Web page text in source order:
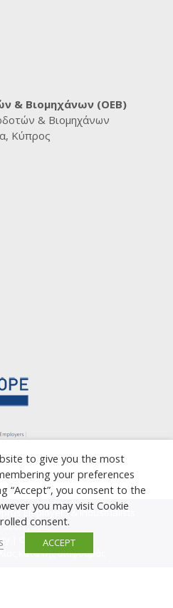
& Βιομηχάνων (ΟΕΒ)
& Βιομηχάνων
Κύπρος
Employers & Industrialists
(OEB)
Cookie Policy
κατά της διαφθοράς
to give you the most
your preferences
“Accept”, you consent to the
you may visit Cookie
consent.
ACCEPT